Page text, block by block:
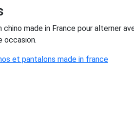
chino made in France pour alterner
occasion.
et pantalons made in france